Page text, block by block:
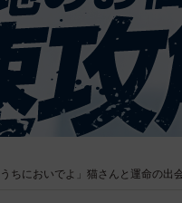
うちにおいでよ」猫さんと運命の